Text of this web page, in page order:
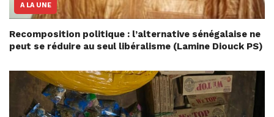
A LA UNE
Recomposition politique : l’alternative sénégalaise ne
peut se réduire au seul libéralisme (Lamine Diouck PS)